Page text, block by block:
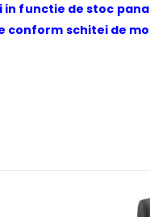
functie de stoc
conform schitei de